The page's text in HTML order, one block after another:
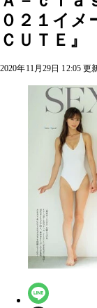
０２１イメ
ＣＵＴＥ』
2020年11月29日 12:05 更